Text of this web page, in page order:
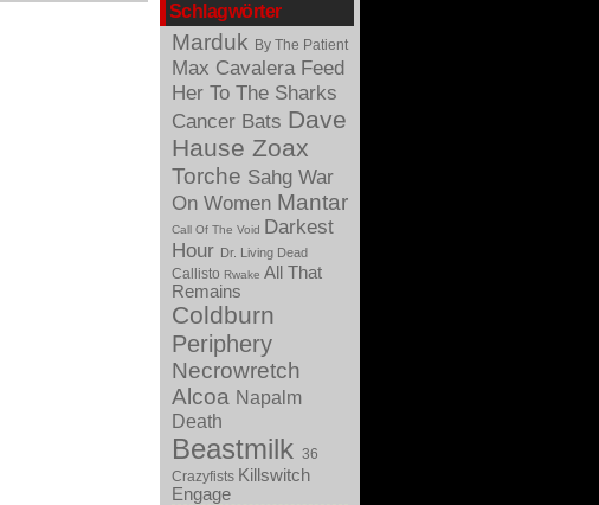
Schlagwörter
Marduk By The Patient
Max Cavalera Feed
Her To The Sharks
Cancer Bats Dave
Hause Zoax
Torche Sahg War
On Women Mantar
Call Of The Void Darkest
Hour Dr. Living Dead
Callisto Rwake All That
Remains
Coldburn
Periphery
Necrowretch
Alcoa Napalm
Death
Beastmilk 36
Crazyfists Killswitch
Engage